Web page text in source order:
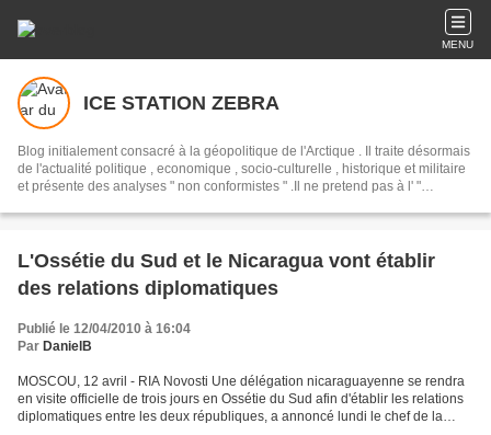
MENU
ICE STATION ZEBRA
Blog initialement consacré à la géopolitique de l'Arctique . Il traite désormais
de l'actualité politique , economique , socio-culturelle , historique et militaire
et présente des analyses " non conformistes " .Il ne pretend pas à l' "
pretendues " analyses " syndiquées des " mediats libres " des "
L'Ossétie du Sud et le Nicaragua vont établir
des relations diplomatiques
Publié le 12/04/2010 à 16:04
Par DanielB
MOSCOU, 12 avril - RIA Novosti Une délégation nicaraguayenne se rendra
en visite officielle de trois jours en Ossétie du Sud afin d'établir les relations
diplomatiques entre les deux républiques, a annoncé lundi le chef de la